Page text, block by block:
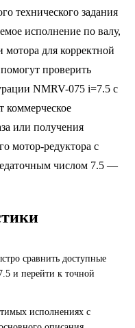
технического задания
исполнение по валу,
для корректной
проверить
NMRV-075 i=7.5 с
коммерческое
или получения
мотор-редуктора с
числом 7.5 —
сравнить доступные
и перейти к точной
исполнениях с